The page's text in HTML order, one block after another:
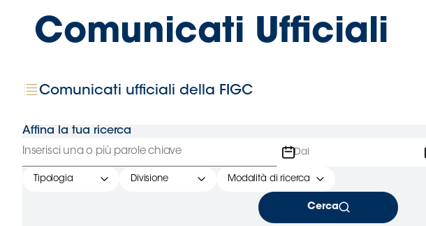
Paralimpico
Museo
Shop
Comunicati Ufficiali
Comunicati ufficiali della FIGC
Affina la tua ricerca
Tipologia Divisione Modalità di ricerca
Cerca